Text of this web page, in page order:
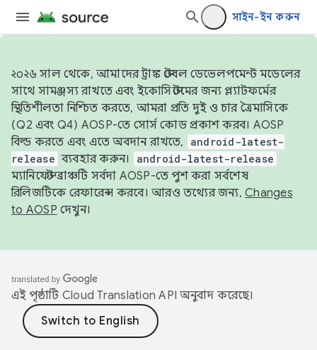
সাইন-ইন করুন
২০২৬ সাল থেকে, আমাদের ট্রাঙ্ক স্টেবল ডেভেলপমেন্ট মডেলের
সাথে সামঞ্জস্য রাখতে এবং ইকোসিস্টেমের জন্য প্ল্যাটফর্মের
স্থিতিশীলতা নিশ্চিত করতে, আমরা প্রতি দুই ও চার ত্রৈমাসিকে
(Q2 এবং Q4) AOSP-তে সোর্স কোড প্রকাশ করব। AOSP
বিল্ড করতে এবং এতে অবদান রাখতে,
android-latest-
release ব্যবহার করুন। android-latest-release
ম্যানিফেস্ট ব্রাঞ্চটি সর্বদা AOSP-তে পুশ করা সর্বশেষ
রিলিজটিকে রেফারেন্স করবে। আরও তথ্যের জন্য, Changes
to AOSP দেখুন।
এই পৃষ্ঠাটি Cloud Translation API অনুবাদ করেছে।